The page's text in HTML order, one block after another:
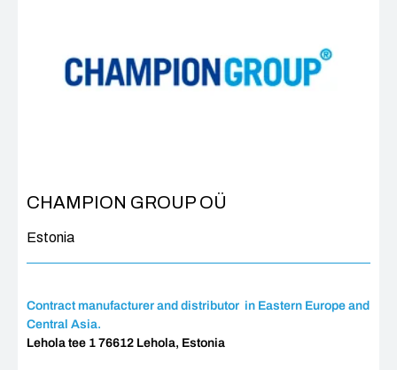
CHAMPION GROUP OÜ
Estonia
Contract manufacturer and distributor in Eastern Europe and
Central Asia.
Lehola tee 1 76612 Lehola, Estonia